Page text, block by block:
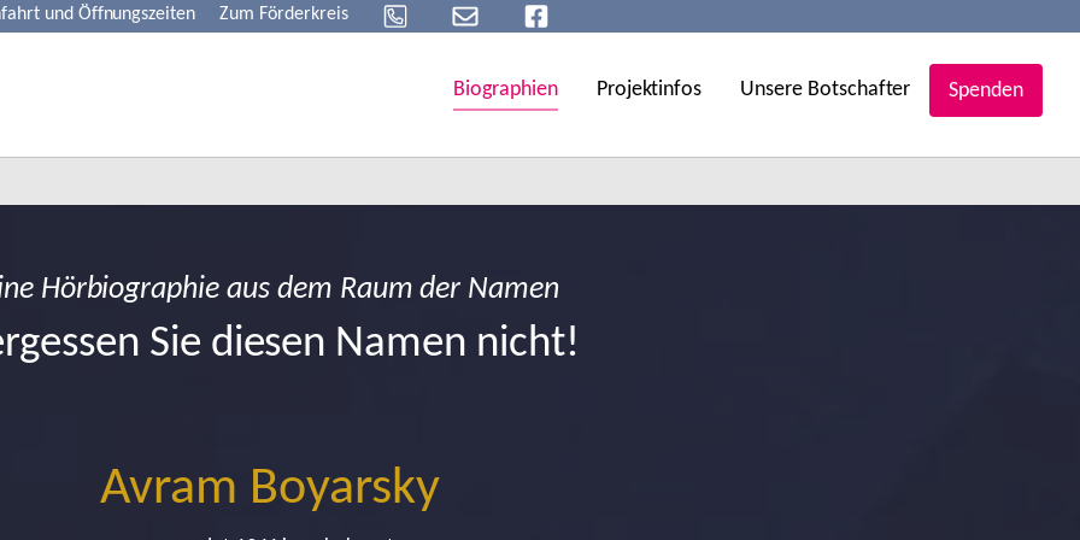
und Öffnungszeiten Zum Förderkreis
Biographien Projektinfos Unsere Botschafter Spenden
Hörbiographie aus dem Raum der Namen
Sie diesen Namen nicht!
Avram Boyarsky